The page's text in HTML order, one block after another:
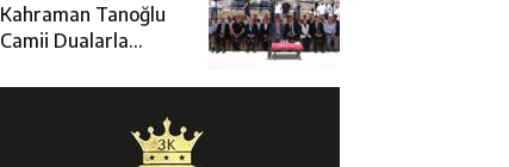
Ziyaret
Kahraman Tanoğlu
Camii Dualarla